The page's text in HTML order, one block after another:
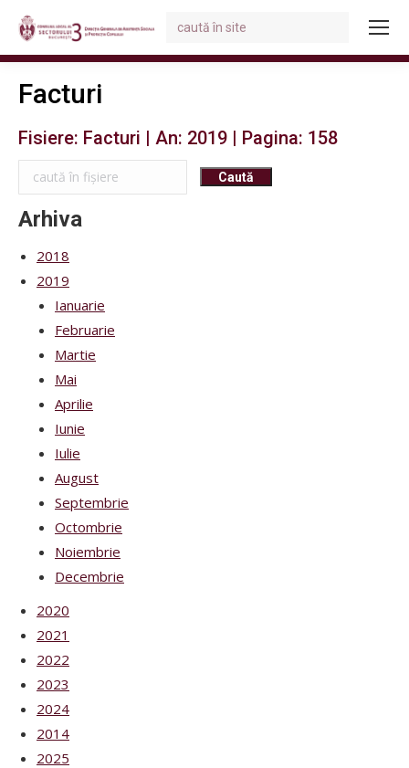
Search:
Facturi
Fisiere: Facturi | An: 2019 | Pagina: 158
Arhiva
2018
2019
Ianuarie
Februarie
Martie
Mai
Aprilie
Iunie
Iulie
August
Septembrie
Octombrie
Noiembrie
Decembrie
2020
2021
2022
2023
2024
2014
2025